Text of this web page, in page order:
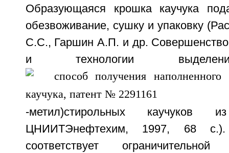
Образующаяся крошка каучука
обезвоживание, сушку и упаковку
С.С., Гаршин А.П. и др.
и технологии
-метил)стирольных каучуков
ЦНИИТЭнефтехим, 1997, 68
соответствует